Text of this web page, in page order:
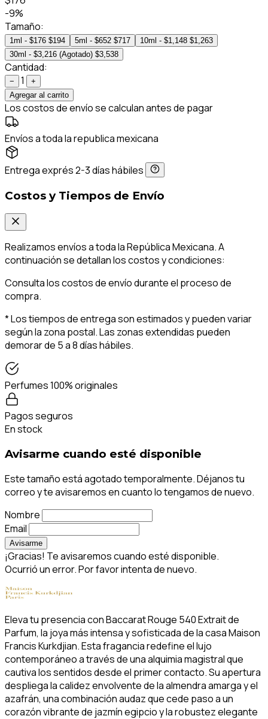
-9%
Tamaño:
1ml - $176 $194 5ml - $652 $717 10ml - $1,148 $1,263
30ml - $3,216 (Agotado) $3,538
Cantidad:
− 1
+
Agregar al carrito
Los costos de envío se calculan antes de pagar
Envíos a toda la republica mexicana
Entrega exprés 2-3 días hábiles
Costos y Tiempos de Envío
Realizamos envíos a toda la República Mexicana. A
continuación se detallan los costos y condiciones:
Consulta los costos de envío durante el proceso de
compra.
* Los tiempos de entrega son estimados y pueden variar
según la zona postal. Las zonas extendidas pueden
demorar de 5 a 8 días hábiles.
Perfumes 100% originales
Pagos seguros
En stock
Avisarme cuando esté disponible
Este tamaño está agotado temporalmente. Déjanos tu
correo y te avisaremos en cuanto lo tengamos de nuevo.
Nombre
Email
Avisarme
¡Gracias! Te avisaremos cuando esté disponible.
Ocurrió un error. Por favor intenta de nuevo.
Eleva tu presencia con Baccarat Rouge 540 Extrait de
Parfum, la joya más intensa y sofisticada de la casa Maison
Francis Kurkdjian. Esta fragancia redefine el lujo
contemporáneo a través de una alquimia magistral que
cautiva los sentidos desde el primer contacto. Su apertura
despliega la calidez envolvente de la almendra amarga y el
azafrán, una combinación audaz que cede paso a un
corazón vibrante de jazmín egipcio y la robustez elegante